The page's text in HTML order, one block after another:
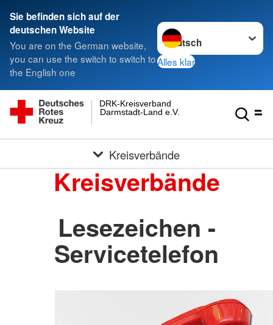
Sie befinden sich auf der
deutschen Website
You are on the German website,
you can use the switch to switch to
the English one
Sprache wechseln zu
Alles klar
Darmstadt-Land e.V.
DRK-Kreisverband
Kreisverbände
Kreisverbände
Lesezeichen -
Servicetelefon